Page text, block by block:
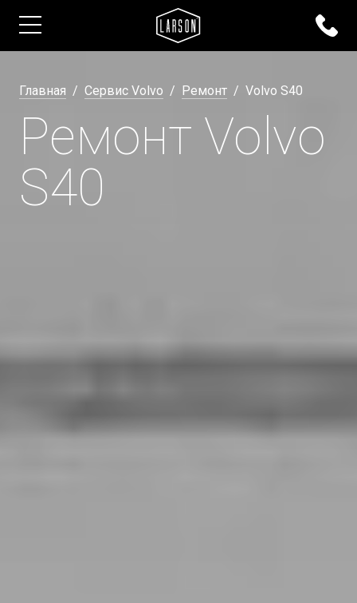
Главная Сервис Volvo Ремонт Volvo S40
Ремонт Volvo
S40